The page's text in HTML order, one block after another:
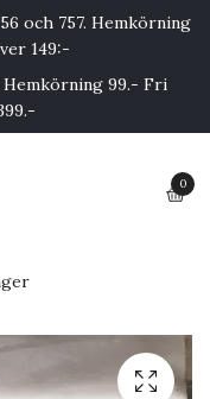
och 757. Hemkörning
149:-
Hemkörning 99.- Fri
0